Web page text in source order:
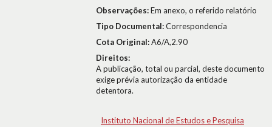
Observações:Em anexo, o referido relatório
Tipo Documental:Correspondencia
Cota Original:A6/A,2.90
Direitos:
A publicação, total ou parcial, deste documento
exige prévia autorização da entidade
detentora.
Instituto Nacional de Estudos e Pesquisa